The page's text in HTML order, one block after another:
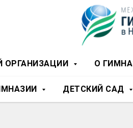
ОРГАНИЗАЦИИ О
ДЕТСКИЙ САД